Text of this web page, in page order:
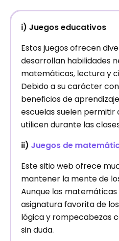
i) Juegos educativos
Estos juegos ofrecen
desarrollan habilidades
matemáticas, lectura y
Debido a su carácter
beneficios de
escuelas suelen permitir
utilicen durante las
ii) Juegos de
Este sitio web ofrece
mantener la mente de
Aunque las matemáticas
asignatura favorita de
lógica y rompecabezas
sin duda.